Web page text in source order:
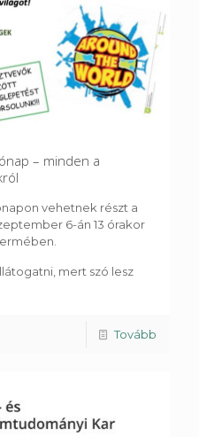
– minden a
vehetnek részt a
6-án 13 órakor
mert szó lesz
Tovább